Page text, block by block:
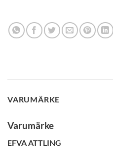
VARUMÄRKE
Varumärke
EFVA ATTLING